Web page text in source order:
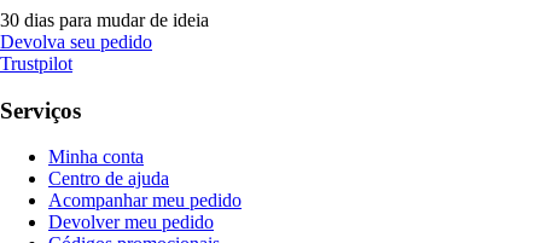
30 dias para mudar de ideia
Devolva seu pedido
Trustpilot
Serviços
Minha conta
Centro de ajuda
Acompanhar meu pedido
Devolver meu pedido